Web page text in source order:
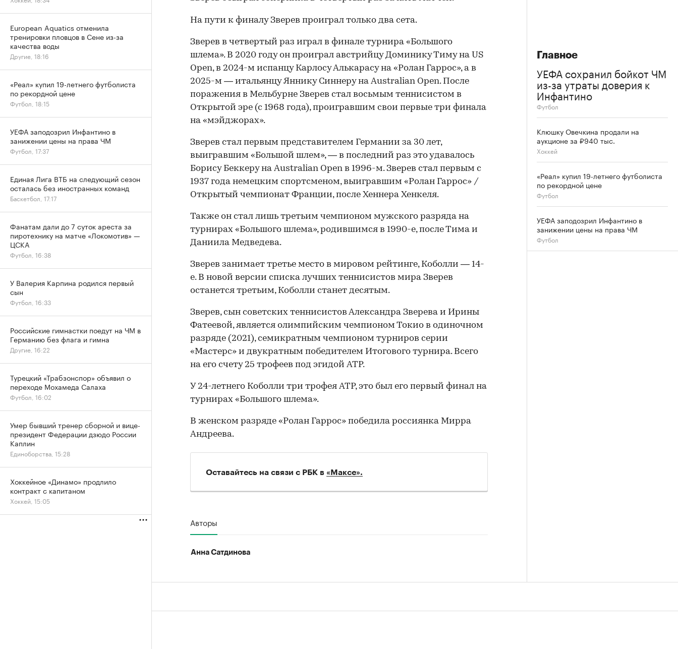
00:00 / 00:00
На пути к финалу Зверев проиграл только два сета.
Зверев в четвертый раз играл в финале турнира «Большого
шлема». В 2020 году он проиграл австрийцу Доминику Тиму на US
Open, в 2024-м испанцу Карлосу Алькарасу на «Ролан Гаррос», а в
2025-м — итальянцу Яннику Синнеру на Australian Open. После
поражения в Мельбурне Зверев стал восьмым теннисистом в
Открытой эре (с 1968 года), проигравшим свои первые три финала
на «мэйджорах».
Зверев стал первым представителем Германии за 30 лет,
выигравшим «Большой шлем», — в последний раз это удавалось
Борису Беккеру на Australian Open в 1996-м. Зверев стал первым с
1937 года немецким спортсменом, выигравшим «Ролан Гаррос» /
Открытый чемпионат Франции, после Хеннера Хенкеля.
Также он стал лишь третьим чемпионом мужского разряда на
турнирах «Большого шлема», родившимся в 1990-е, после Тима и
Даниила Медведева.
Зверев занимает третье место в мировом рейтинге, Коболли — 14-
е. В новой версии списка лучших теннисистов мира Зверев
останется третьим, Коболли станет десятым.
Зверев, сын советских теннисистов Александра Зверева и Ирины
Фатеевой, является олимпийским чемпионом Токио в одиночном
разряде (2021), семикратным чемпионом турниров серии
«Мастерс» и двукратным победителем Итогового турнира. Всего
на его счету 25 трофеев под эгидой ATP.
У 24-летнего Коболли три трофея ATP, это был его первый финал на
турнирах «Большого шлема».
В женском разряде «Ролан Гаррос» победила россиянка Мирра
Андреева.
Оставайтесь на связи с РБК в «Максе».
Авторы
Анна Сатдинова
Главное
УЕФА сохранил бойкот ЧМ
из-за утраты доверия к
Инфантино
Футбол
Клюшку Овечкина продали на
аукционе за ₽940 тыс.
Хоккей
«Реал» купил 19-летнего футболиста
по рекордной цене
Футбол
УЕФА заподозрил Инфантино в
занижении цены на права ЧМ
Футбол
European Aquatics отменила
тренировки пловцов в Сене из-за
качества воды
Другие, 18:16
«Реал» купил 19-летнего футболиста
по рекордной цене
Футбол, 18:15
УЕФА заподозрил Инфантино в
занижении цены на права ЧМ
Футбол, 17:37
Единая Лига ВТБ на следующий сезон
осталась без иностранных команд
Баскетбол, 17:17
Фанатам дали до 7 суток ареста за
пиротехнику на матче «Локомотив» —
ЦСКА
Футбол, 16:38
У Валерия Карпина родился первый
сын
Футбол, 16:33
Российские гимнастки поедут на ЧМ в
Германию без флага и гимна
Другие, 16:22
Турецкий «Трабзонспор» объявил о
переходе Мохамеда Салаха
Футбол, 16:02
Умер бывший тренер сборной и вице-
президент Федерации дзюдо России
Каплин
Единоборства, 15:28
Хоккейное «Динамо» продлило
контракт с капитаном
Хоккей, 15:05